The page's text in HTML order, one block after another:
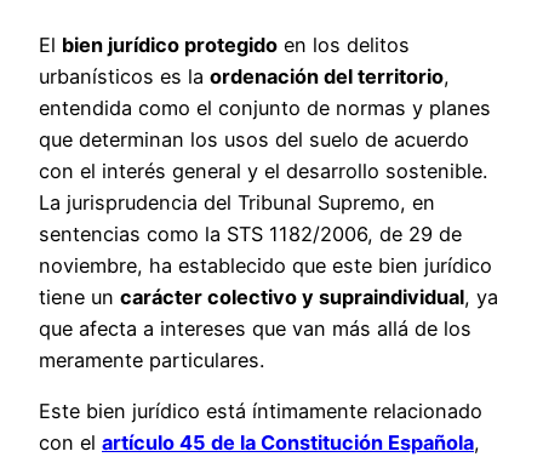
El bien jurídico protegido en los delitos
urbanísticos es la ordenación del territorio,
entendida como el conjunto de normas y planes
que determinan los usos del suelo de acuerdo
con el interés general y el desarrollo sostenible.
La jurisprudencia del Tribunal Supremo, en
sentencias como la STS 1182/2006, de 29 de
noviembre, ha establecido que este bien jurídico
tiene un carácter colectivo y supraindividual, ya
que afecta a intereses que van más allá de los
meramente particulares.
Este bien jurídico está íntimamente relacionado
con el artículo 45 de la Constitución Española,